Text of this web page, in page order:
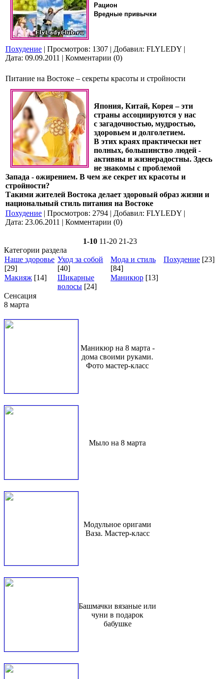
Рацион
Вредные привычки
Похудение | Просмотров: 1307 | Добавил: FLYLEDY |
Дата: 09.09.2011 | Комментарии (0)
Питание на Востоке – секреты красоты и стройности
Япония, Китай, Корея – эти
страны ассоциируются у нас
с загадочностью, мудростью,
здоровьем и долголетием.
В этих краях практически нет
полных, большинство людей -
активны и жизнерадостны. Здесь
не знакомы с проблемой
Запада - ожирением. В чем же секрет их красоты и
стройности?
Такими жителей Востока делает здоровый образ жизни и
национальный стиль питания на Востоке
Похудение | Просмотров: 2794 | Добавил: FLYLEDY |
Дата: 23.06.2011 | Комментарии (0)
1-10 11-20 21-23
Категории раздела
Наше здоровье
[29]
Уход за собой
[40]
Мода и стиль
[84]
Похудение [23]
Макияж [14]
Шикарные
волосы [24]
Маникюр [13]
Сенсация
8 марта
Маникюр на 8 марта -
дома своими руками.
Фото мастер-класс
Мыло на 8 марта
Модульное оригами
Ваза. Мастер-класс
Башмачки вязаные или
чуни в подарок
бабушке